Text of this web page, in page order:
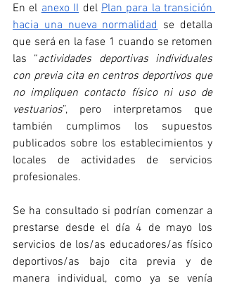
En el anexo II del Plan para la transición
hacia una nueva normalidad se detalla
que será en la fase 1 cuando se retomen
las “actividades deportivas individuales
con previa cita en centros deportivos que
no impliquen contacto físico ni uso de
vestuarios”, pero interpretamos que
también cumplimos los supuestos
publicados sobre los establecimientos y
locales de actividades de servicios
profesionales.
Se ha consultado si podrían comenzar a
prestarse desde el día 4 de mayo los
servicios de los/as educadores/as físico
deportivos/as bajo cita previa y de
manera individual, como ya se venía